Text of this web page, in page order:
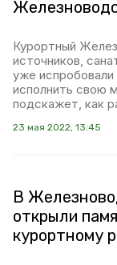
Курортный
источников,
уже
исполнить свою
подскажет, как
23 мая 2022, 13:45
В
открыли
курортному